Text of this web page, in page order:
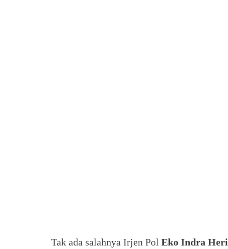
Tak ada salahnya Irjen Pol Eko Indra Heri